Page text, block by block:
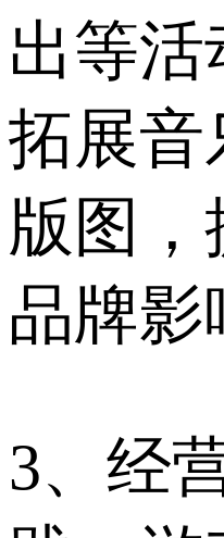
出等活
拓展音
版图，
品牌影
3、经